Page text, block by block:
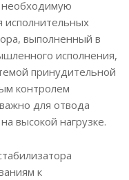
выполненный в
исполнения,
принудительной
контролем
для отвода
высокой нагрузке.
к